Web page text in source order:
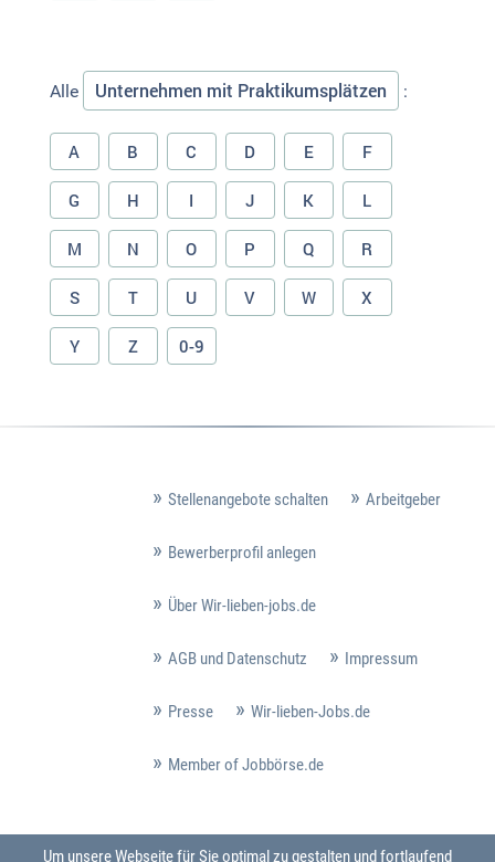
Alle Unternehmen mit Praktikumsplätzen :
A B C D E F
G H I J K L
M N O P Q R
S T U V W X
Y Z 0-9
Stellenangebote schalten Arbeitgeber
Bewerberprofil anlegen
Über Wir-lieben-jobs.de
AGB und Datenschutz Impressum
Presse Wir-lieben-Jobs.de
Member of Jobbörse.de
Um unsere Webseite für Sie optimal zu gestalten und fortlaufend